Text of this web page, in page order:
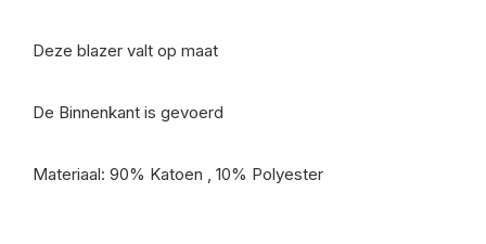
Deze blazer valt op maat
De Binnenkant is gevoerd
Materiaal: 90% Katoen , 10% Polyester